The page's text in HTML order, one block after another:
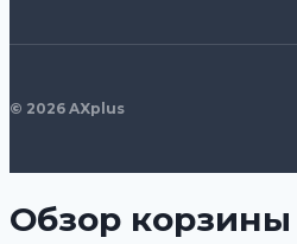
© 2026 AXplus
Обзор корзины